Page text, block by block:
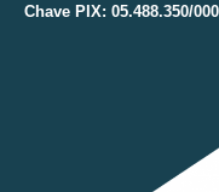
Chave PIX: 05.488.350/